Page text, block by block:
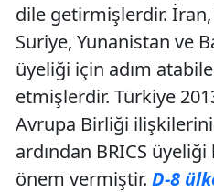
dile getirmişlerdir.
Suriye, Yunanistan ve
üyeliği için adım
etmişlerdir. Türkiye
Avrupa Birliği
ardından BRICS
önem vermiştir. D-8